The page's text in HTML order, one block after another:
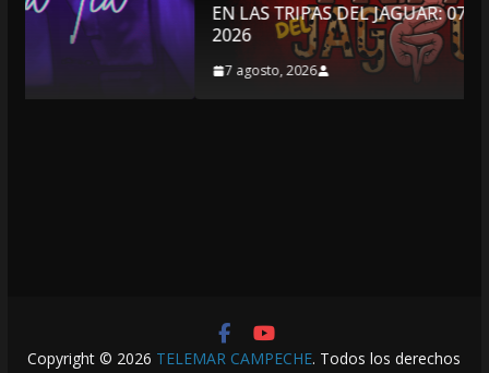
EN LAS TRIPAS DEL JAGUAR: 07 DE AGOSTO DE
2026
7 agosto, 2026
Copyright © 2026 TELEMAR CAMPECHE. Todos los derechos